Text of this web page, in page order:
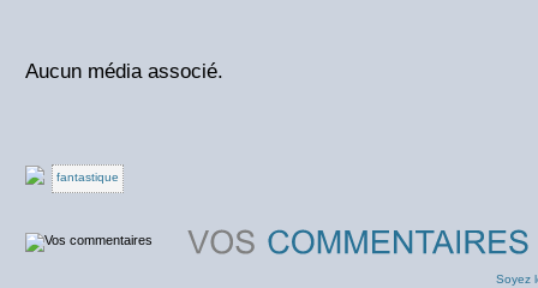
Aucun média associé.
fantastique
Soyez